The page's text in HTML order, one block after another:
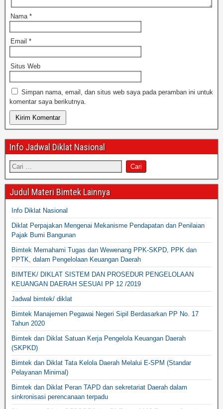
Nama *
Email *
Situs Web
Simpan nama, email, dan situs web saya pada peramban ini untuk
komentar saya berikutnya.
Info Jadwal Diklat Nasional
Judul Materi Bimtek Lainnya
Info Diklat Nasional
Diklat Perpajakan Mengenai Mekanisme Pendapatan dan Penilaian
Pajak Bumi Bangunan
Bimtek Memahami Tugas dan Wewenang PPK-SKPD, PPK dan
PPTK, dalam Pengelolaan Keuangan Daerah
BIMTEK/ DIKLAT SISTEM DAN PROSEDUR PENGELOLAAN
KEUANGAN DAERAH SESUAI PP 12 /2019
Jadwal bimtek/ diklat
Bimtek Manajemen Pegawai Negeri Sipil Berdasarkan PP No. 17
Tahun 2020
Bimtek dan Diklat Satuan Kerja Pengelola Keuangan Daerah
(SKPKD)
Bimtek dan Diklat Tata Kelola Daerah Melalui E-SPM (Standar
Pelayanan Minimal)
Bimtek dan Diklat Peran TAPD dan sekretariat Daerah dalam
sinkronisasi perencanaan terpadu